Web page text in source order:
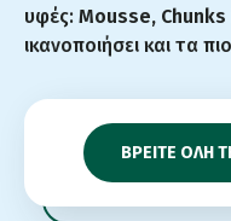
υφές: Mousse, Chunks
ικανοποιήσει και τα
ΒΡΕΙΤΕ ΟΛΗ